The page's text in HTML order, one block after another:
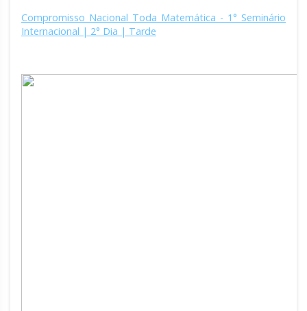
Compromisso Nacional Toda Matemática - 1° Seminário
Internacional | 2° Dia | Tarde